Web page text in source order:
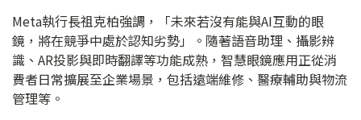
Meta執行長祖克柏強調，「未來若沒有能與AI互動的眼
鏡，將在競爭中處於認知劣勢」。隨著語音助理、攝影辨
識、AR投影與即時翻譯等功能成熟，智慧眼鏡應用正從消
費者日常擴展至企業場景，包括遠端維修、醫療輔助與物流
管理等。